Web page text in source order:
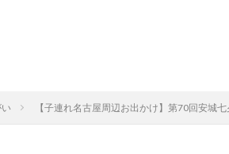
【子連れ名古屋周辺お出かけ】第70回安城